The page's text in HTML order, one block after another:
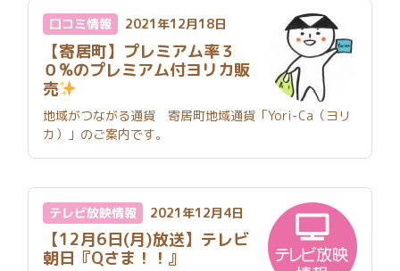
口コミ情報 2021年12月18日
【寄居町】プレミアム率３
０%のプレミアム付ヨリカ販
売
地域がつながる通貨 寄居町地域通貨「Yori-Ca（ヨリ
カ）」のご案内です。
テレビ放映情報 2021年12月4日
【12月6日(月)放送】テレビ
朝日『Qさま！！』